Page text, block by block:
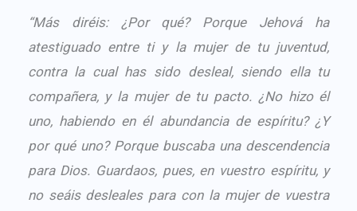
“Más diréis: ¿Por qué? Porque Jehová ha
atestiguado entre ti y la mujer de tu juventud,
contra la cual has sido desleal, siendo ella tu
compañera, y la mujer de tu pacto. ¿No hizo él
uno, habiendo en él abundancia de espíritu? ¿Y
por qué uno? Porque buscaba una descendencia
para Dios. Guardaos, pues, en vuestro espíritu, y
no seáis desleales para con la mujer de vuestra